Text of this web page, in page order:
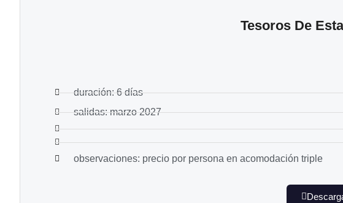
Tesoros De
duración: 6 días
salidas: marzo 2027
observaciones: precio por persona en acomodación triple